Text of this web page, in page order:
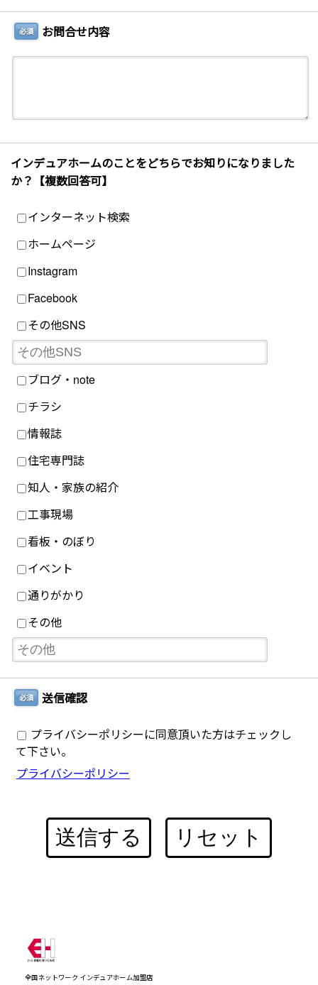
必須 お問合せ内容
インデュアホームのことをどちらでお知りになりました
か？【複数回答可】
インターネット検索
ホームページ
Instagram
Facebook
その他SNS
ブログ・note
チラシ
情報誌
住宅専門誌
知人・家族の紹介
工事現場
看板・のぼり
イベント
通りがかり
その他
必須 送信確認
プライバシーポリシーに同意頂いた方はチェックし
て下さい。
プライバシーポリシー
送信する リセット
全国ネットワーク インデュアホーム加盟店